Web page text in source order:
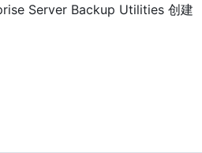
Server Backup Utilities 创建